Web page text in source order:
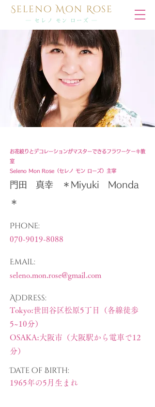
Seleno Mon Rose
― セレノ モン ローズ ―
お花絞りとデコレーションがマスターできるフラワーケーキ教
室
Seleno Mon Rose（セレノ モン ローズ）主宰
​門田 真幸 ＊Miyuki Monda
＊
Phone:
070-9019-8088
Email:
seleno.mon.rose@gmail.com
Address:
Tokyo:世田谷区松原5丁目（各線徒歩
5~10分）
OSAKA:大阪市（大阪駅から電車で12
分）
Date of Birth:
1965年の5月生まれ